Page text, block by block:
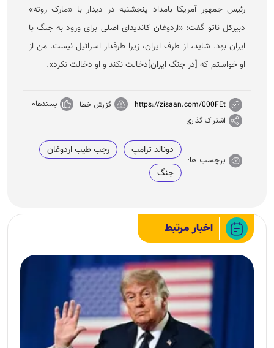
رئیس جمهور آمریکا بامداد پنجشنبه در دیدار با «مارک روته»
دبیرکل ناتو گفت: «اردوغان کاندیدای اصلی برای ورود به جنگ با
ایران بود. شاید، از طرف ایران، زیرا طرفدار اسرائیل نیست. من از
او خواستم که [در جنگ ایران]دخالت نکند و او دخالت نکرد».
https://zisaan.com/000FEt گزارش خطا پسندها0
اشتراک گذاری
برچسب ها:
دونالد ترامپ
رجب طیب اردوغان
جنگ
اخبار مرتبط